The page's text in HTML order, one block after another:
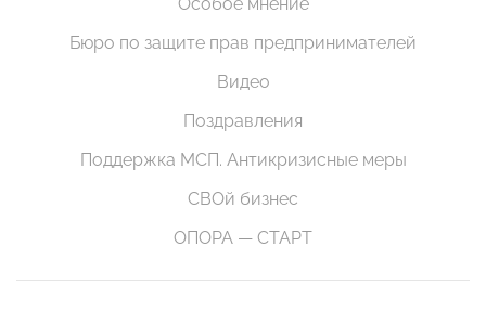
Бюро по защите прав предпринимателей
Видео
Поздравления
Поддержка МСП. Антикризисные меры
СВОй бизнес
ОПОРА — СТАРТ